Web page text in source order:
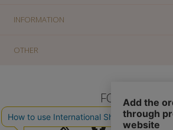
INFORMATION
OTHER
FOLLOW US